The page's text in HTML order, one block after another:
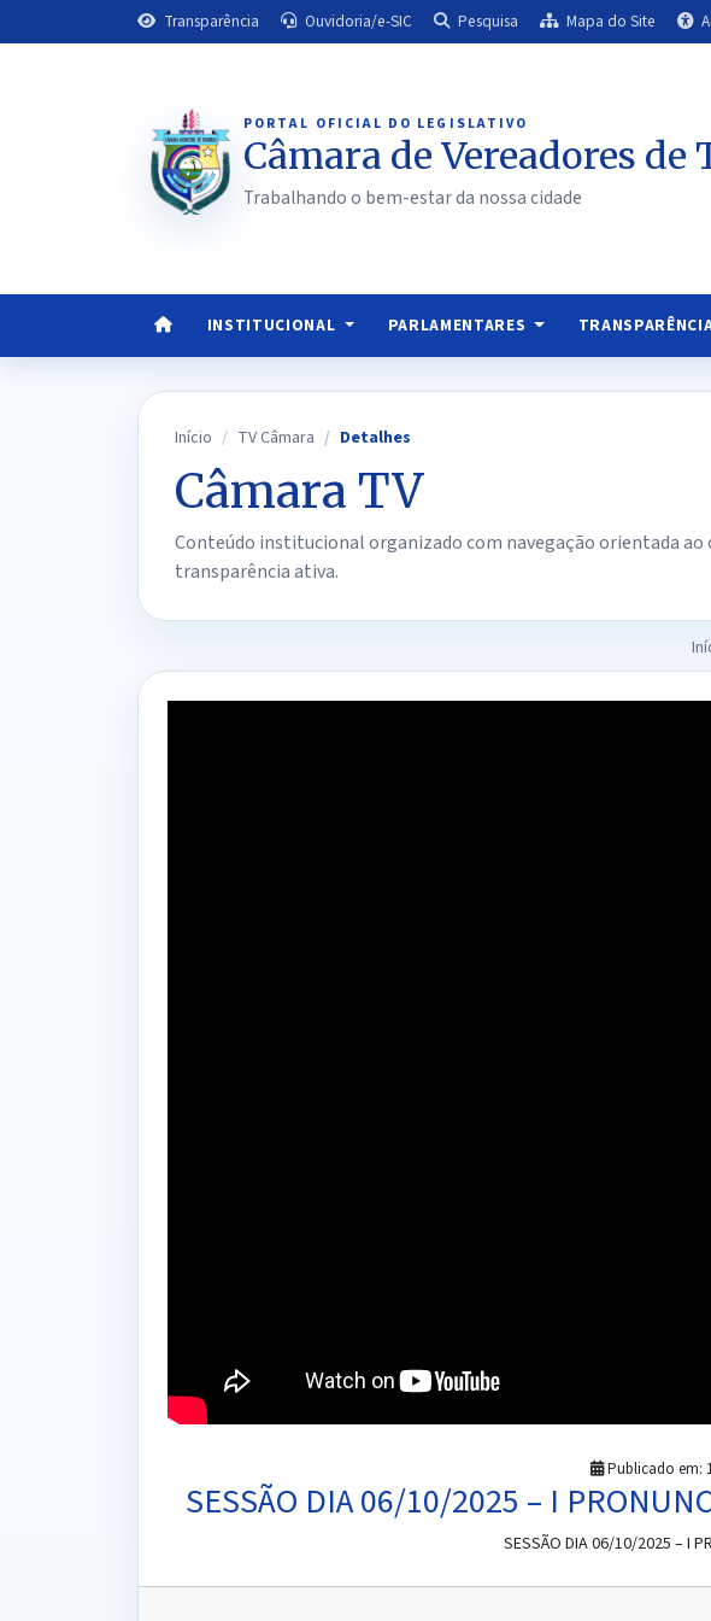
Transparência Ouvidoria/e-SIC Pesquisa Mapa do Site
PORTAL OFICIAL DO LEGISLATIVO
Câmara de Vereadores
Trabalhando o bem-estar da nossa cidade
INSTITUCIONAL PARLAMENTARES
Início TV Câmara Detalhes
Câmara TV
Conteúdo institucional organizado com navegação orientada ao
transparência ativa.
Publicado em:
SESSÃO DIA 06/10/2025 – I
SESSÃO DIA 06/10/2025 – I